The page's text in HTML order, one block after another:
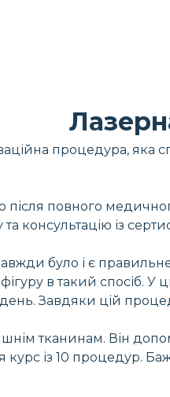
процедура, яка
повного
консультацію із
було і є
в такий спосіб.
Завдяки цій
тканинам. Він
із 10 процедур.